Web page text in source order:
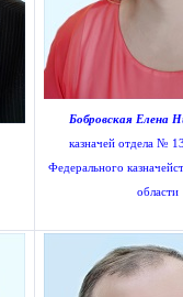
Бобровская Елена
казначей отдела №
Федерального
области